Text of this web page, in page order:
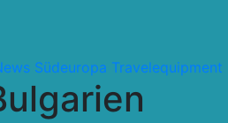
Südeuropa Travelequipment